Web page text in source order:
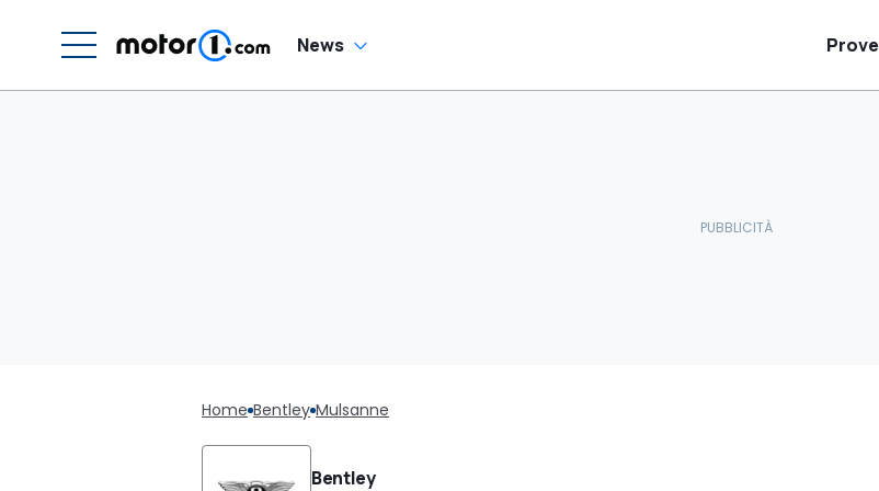
News Prove
Home Bentley Mulsanne
Bentley